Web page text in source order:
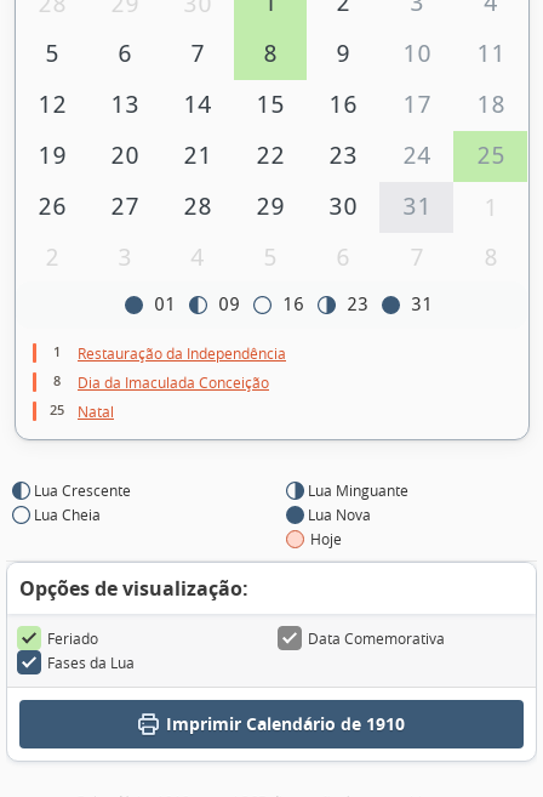
5
6 7 8 9 10
11
12
13 14 15 16 17
18
19
20 21 22 23 24
25
26
27 28 29 30 31
1
2
3 4 5 6 7 8
01 09 16 23 31
1 Restauração da Independência
8 Dia da Imaculada Conceição
25 Natal
Lua Crescente
Lua Cheia
Lua Minguante
Lua Nova
Hoje
Opções de visualização:
Feriado
Data Comemorativa
Fases da Lua
Imprimir Calendário de 1910